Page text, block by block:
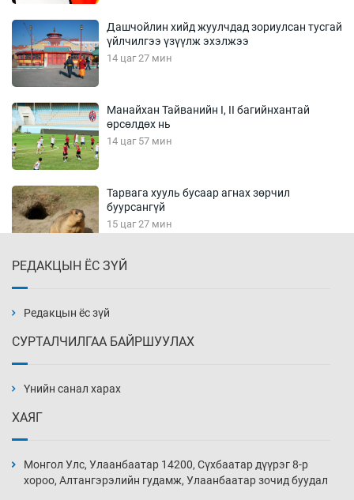
Дашчойлин хийд жуулчдад зориулсан тусгай
үйлчилгээ үзүүлж эхэлжээ
14 цаг 27 мин
Манайхан Тайванийн I, II багийнхантай
өрсөлдөх нь
14 цаг 57 мин
Тарвага хууль бусаар агнах зөрчил
буурсангүй
15 цаг 27 мин
15 цаг 57 мин
16 цаг 27 мин
16 цаг 57 мин
РЕДАКЦЫН ЁС ЗҮЙ
Редакцын ёс зүй
СУРТАЛЧИЛГАА БАЙРШУУЛАХ
Үнийн санал харах
ХАЯГ
Монгол Улс, Улаанбаатар 14200, Сүхбаатар дүүрэг 8-р
хороо, Алтангэрэлийн гудамж, Улаанбаатар зочид буудал